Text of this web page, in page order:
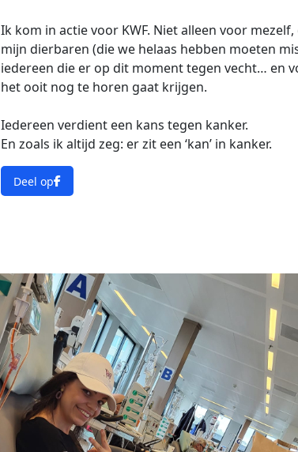
Ik kom in actie voor KWF. Niet alleen voor
mijn dierbaren (die we helaas hebben moeten
iedereen die er op dit moment tegen vecht… en
het ooit nog te horen gaat krijgen.
Iedereen verdient een kans tegen kanker.
En zoals ik altijd zeg: er zit een ‘kan’ in kanker.
Deel op